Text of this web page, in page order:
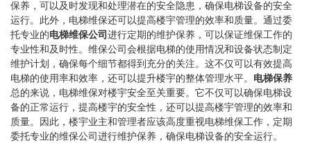
保养，可以及时发现和处理潜在的安全隐患，确保电梯设备的安全
运行。此外，电梯维保还可以提高楼宇管理的效率和质量。通过委
托专业的电梯维保公司 进行定期的维护保养，可以保证维保工作的
专业性和及时性。维保公司会根据电梯的使用情况和设备状态制定
维护计划，确保每个细节都得到充分的关注。这不仅可以有效提高
电梯的使用率和效率，还可以提升楼宇的整体管理水平。 电梯保养
总的来说，电梯维保对楼宇安全至关重要。它不仅可以确保电梯设
备的正常运行，提高楼宇的安全性，还可以提高楼宇管理的效率和
质量。因此，楼宇业主和管理者应该高度重视电梯维保工作，定期
委托专业的维保公司进行维护保养，确保电梯设备的安全运行。